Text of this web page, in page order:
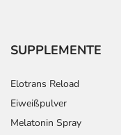
SUPPLEMENTE
Elotrans Reload
Eiweißpulver
Melatonin Spray